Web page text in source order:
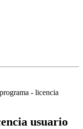
- licencia
usuario